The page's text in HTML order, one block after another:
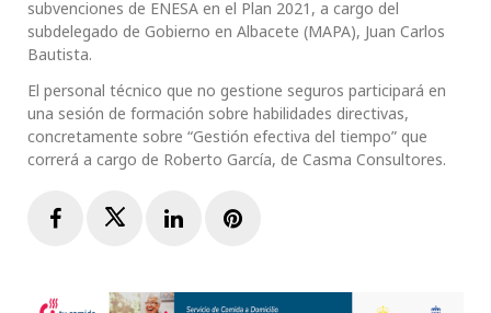
subvenciones de ENESA en el Plan 2021, a cargo del
subdelegado de Gobierno en Albacete (MAPA), Juan Carlos
Bautista.
El personal técnico que no gestione seguros participará en
una sesión de formación sobre habilidades directivas,
concretamente sobre “Gestión efectiva del tiempo” que
correrá a cargo de Roberto García, de Casma Consultores.
FacebookTwitterLinkedInPinterest